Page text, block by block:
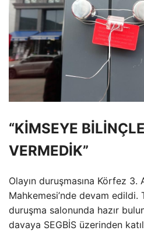
“KİMSEYE
VERMEDİK”
Olayın duruşmasına Körfez 3.
Mahkemesi’nde devam edildi.
duruşma salonunda hazır
davaya SEGBİS üzerinden